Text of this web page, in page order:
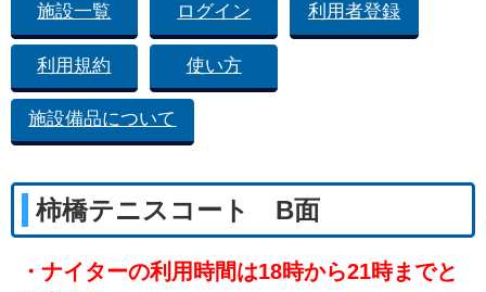
施設一覧 ログイン 利用者登録
利用規約 使い方
施設備品について
柿橋テニスコート B面
・ナイターの利用時間は18時から21時までと